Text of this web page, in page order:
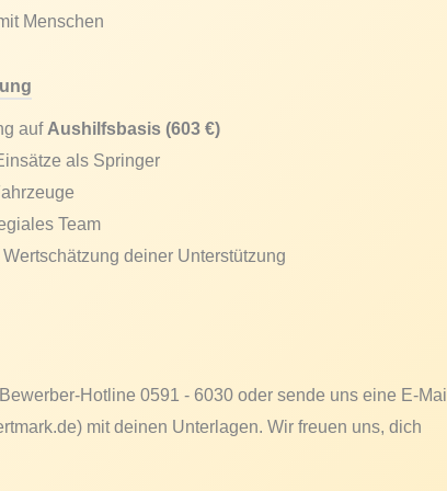
Menschen
auf Aushilfsbasis (603 €)
als Springer
Team
deiner Unterstützung
Hotline 0591 - 6030 oder sende uns eine E-Mail
mit deinen Unterlagen. Wir freuen uns, dich